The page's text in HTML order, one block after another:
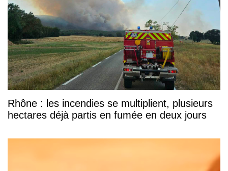
Rhône : les incendies se multiplient, plusieurs
hectares déjà partis en fumée en deux jours